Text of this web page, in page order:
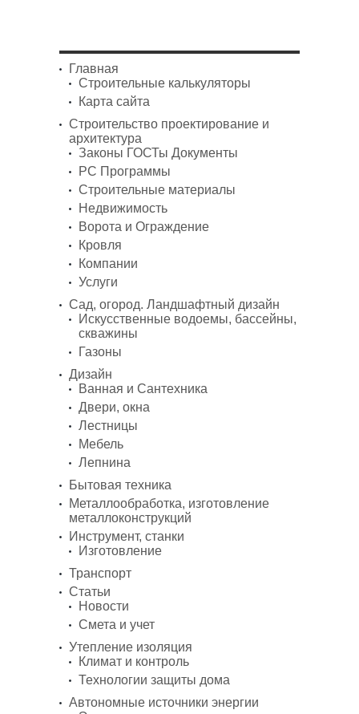
Главная
Строительные калькуляторы
Карта сайта
Строительство проектирование и
архитектура
Законы ГОСТы Документы
PC Программы
Строительные материалы
Недвижимость
Ворота и Ограждение
Кровля
Компании
Услуги
Сад, огород. Ландшафтный дизайн
Искусственные водоемы, бассейны,
скважины
Газоны
Дизайн
Ванная и Сантехника
Двери, окна
Лестницы
Мебель
Лепнина
Бытовая техника
Металлообработка, изготовление
металлоконструкций
Инструмент, станки
Изготовление
Транспорт
Статьи
Новости
Смета и учет
Утепление изоляция
Климат и контроль
Технологии защиты дома
Автономные источники энергии